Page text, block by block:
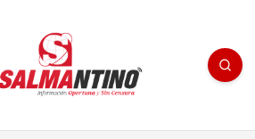
- medios/noticias/editorial